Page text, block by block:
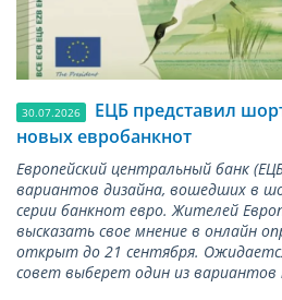
30.07.2026
ЕЦБ представил
новых евробанкнот
Европейский центральный банк
вариантов дизайна, вошедших в
серии банкнот евро. Жителей
высказать свое мнение в онлайн
открыт до 21 сентября.
совет выберет один из вариантов